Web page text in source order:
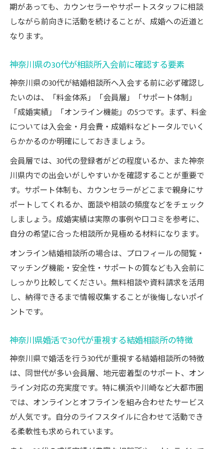
期があっても、カウンセラーやサポートスタッフに相談
しながら前向きに活動を続けることが、成婚への近道と
なります。
神奈川県の30代が相談所入会前に確認する要素
神奈川県の30代が結婚相談所へ入会する前に必ず確認し
たいのは、「料金体系」「会員層」「サポート体制」
「成婚実績」「オンライン機能」の5つです。まず、料金
については入会金・月会費・成婚料などトータルでいく
らかかるのか明確にしておきましょう。
会員層では、30代の登録者がどの程度いるか、また神奈
川県内での出会いがしやすいかを確認することが重要で
す。サポート体制も、カウンセラーがどこまで親身にサ
ポートしてくれるか、面談や相談の頻度などをチェック
しましょう。成婚実績は実際の事例や口コミを参考に、
自分の希望に合った相談所か見極める材料になります。
オンライン結婚相談所の場合は、プロフィールの閲覧・
マッチング機能・安全性・サポートの質なども入会前に
しっかり比較してください。無料相談や資料請求を活用
し、納得できるまで情報収集することが後悔しないポイ
ントです。
神奈川県婚活で30代が重視する結婚相談所の特徴
神奈川県で婚活を行う30代が重視する結婚相談所の特徴
は、同世代が多い会員層、地元密着型のサポート、オン
ライン対応の充実度です。特に横浜や川崎など大都市圏
では、オンラインとオフラインを組み合わせたサービス
が人気です。自分のライフスタイルに合わせて活動でき
る柔軟性も求められています。